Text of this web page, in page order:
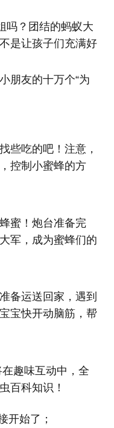
吗？团结的蚂蚁大
是让孩子们充满好
朋友的十万个“为
些吃的吧！注意，
控制小蜜蜂的方
蜜！炮台准备完
军，成为蜜蜂们的
备运送回家，遇到
宝快开动脑筋，帮
趣味互动中，全
百科知识！
开始了；